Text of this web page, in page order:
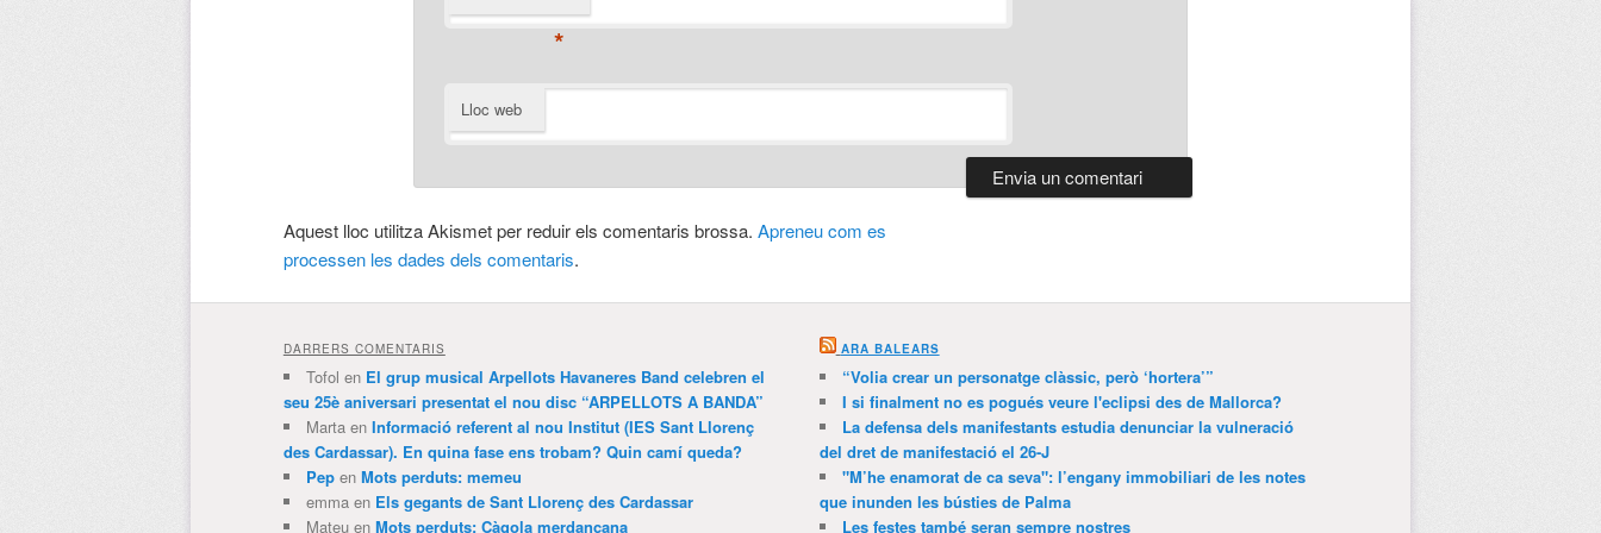
*
Lloc web
Aquest lloc utilitza Akismet per reduir els comentaris brossa. Apreneu com es
processen les dades dels comentaris.
DARRERS COMENTARIS
Tofol en El grup musical Arpellots Havaneres Band celebren el
seu 25è aniversari presentat el nou disc “ARPELLOTS A BANDA”
Martaen Informació referent al nou Institut (IES Sant Llorenç
des Cardassar). En quina fase ens trobam? Quin camí queda?
Pepen Mots perduts: memeu
emmaen Els gegants de Sant Llorenç des Cardassar
Mateuen Mots perduts: Càgola merdançana
ARA BALEARS
“Volia crear un personatge clàssic, però ‘hortera’”
I si finalment no es pogués veure l'eclipsi des de Mallorca?
La defensa dels manifestants estudia denunciar la vulneració
del dret de manifestació el 26-J
"M’he enamorat de ca seva": l’engany immobiliari de les notes
que inunden les bústies de Palma
Les festes també seran sempre nostres